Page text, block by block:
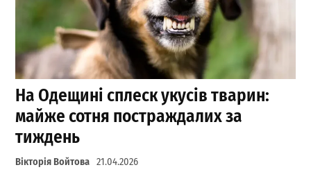
На Одещині сплеск укусів тварин:
майже сотня постраждалих за
тиждень
Вікторія Войтова 21.04.2026